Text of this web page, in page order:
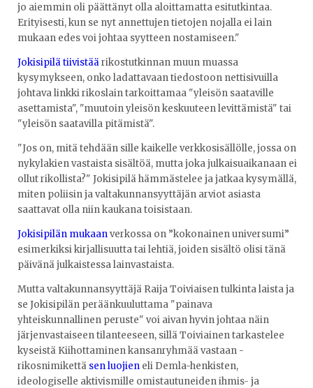
jo aiemmin oli päättänyt olla aloittamatta esitutkintaa.
Erityisesti, kun se nyt annettujen tietojen nojalla ei lain
mukaan edes voi johtaa syytteen nostamiseen."
Jokisipilä tiivistäärikostutkinnan muun muassa
kysymykseen, onko ladattavaan tiedostoon nettisivuilla
johtava linkki rikoslain tarkoittamaa "yleisön saataville
asettamista", "muutoin yleisön keskuuteen levittämistä" tai
"yleisön saatavilla pitämistä".
"Jos on, mitä tehdään sille kaikelle verkkosisällölle, jossa on
nykylakien vastaista sisältöä, mutta joka julkaisuaikanaan ei
ollut rikollista?" Jokisipilä hämmästelee ja jatkaa kysymällä,
miten poliisin ja valtakunnansyyttäjän arviot asiasta
saattavat olla niin kaukana toisistaan.
Jokisipilän mukaanverkossa on ”kokonainen universumi”
esimerkiksi kirjallisuutta tai lehtiä, joiden sisältö olisi tänä
päivänä julkaistessa lainvastaista.
Mutta valtakunnansyyttäjä Raija Toiviaisen tulkinta laista ja
se Jokisipilän peräänkuuluttama "painava
yhteiskunnallinen peruste" voi aivan hyvin johtaa näin
järjenvastaiseen tilanteeseen, sillä Toiviainen tarkastelee
kyseistä Kiihottaminen kansanryhmää vastaan -
rikosnimikettä sen luojien eli Demla-henkisten,
ideologiselle aktivismille omistautuneiden ihmis- ja